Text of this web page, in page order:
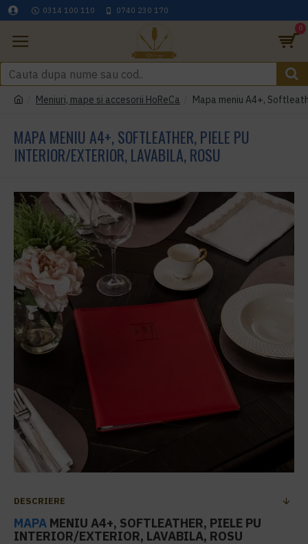
0314 100 110 0740 230 170
0
Meniuri, mape si accesorii HoReCa Mapa meniu A4+,
MAPA MENIU A4+, SOFTLEATHER, PIELE PU
INTERIOR/EXTERIOR, LAVABILA, ROSU
DESCRIERE
MAPA MENIU A4+, SOFTLEATHER, PIELE PU
INTERIOR/EXTERIOR, LAVABILA, ROSU